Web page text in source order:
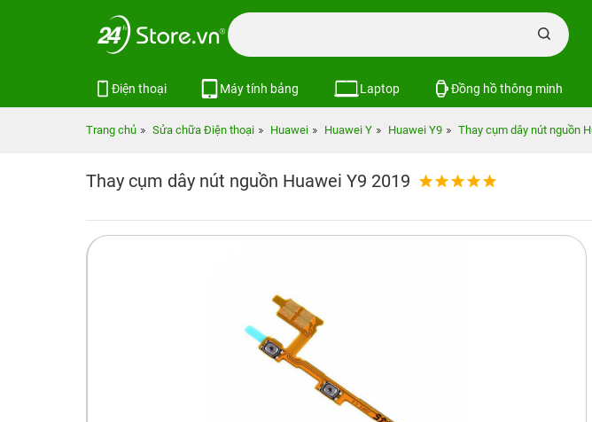
Điện thoại Máy tính bảng Laptop Đồng hồ thông minh
Trang chủ Sửa chữa Điện thoại Huawei Huawei Y Huawei Y9 Thay cụm dây nút nguồn
Thay cụm dây nút nguồn Huawei Y9 2019